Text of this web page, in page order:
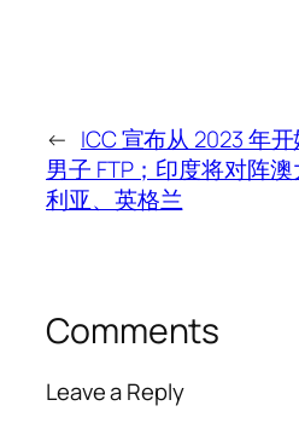
← ICC 宣布从 2023 年
男子 FTP；印度将对阵澳
利亚、英格兰
Comments
Leave a Reply